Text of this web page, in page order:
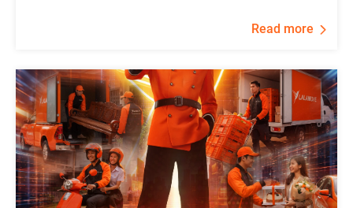
Read more